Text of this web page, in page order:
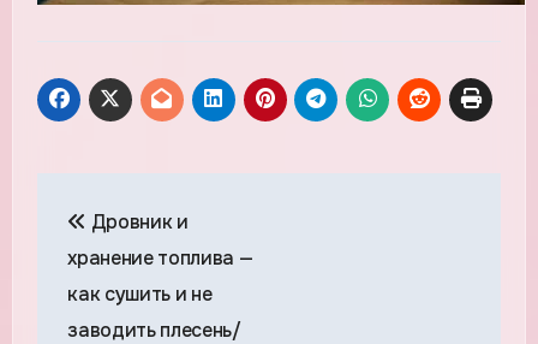
по
записям
Дровник и
хранение топлива —
как сушить и не
заводить плесень/